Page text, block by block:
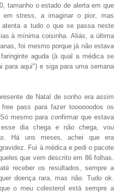
tamanho o estado de alerta em que
em stress, a imaginar o pior, mas
a tudo o que se passa neste
à mínima coisinha. Aliás, a última
foi mesmo porque já não estava
aguda (à qual a médica se
para aqui") e siga para uma semana
de Natal de sonho era assim
pass para fazer toooooodos os
mesmo para confirmar que estava
dia chega e não chega, vou
Há uns meses, achei que era
Fui à médica e pedi o pacote
que vem descrito em 86 folhas.
receber os resultados, sempre a
doença rara, mas não. Tudo ok.
o meu colesterol está sempre a